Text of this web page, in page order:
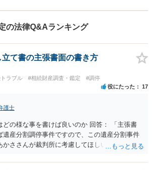
の法律Q&Aランキング
て書の主張書面の書き方
ラブル #相続財産調査・鑑定 #調停
役にたった 17
護士
どの様な事を書けば良いのか 回答： 「主張書
遺産分割調停事件ですので、この遺産分割事件
かささんが裁判所に考慮してほしいと思う、亡
たい事実や考慮してほしい事情に関連して